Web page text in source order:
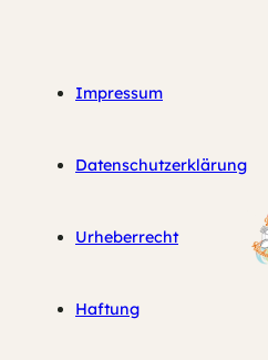
Impressum
Datenschutzerklärung
Urheberrecht
Haftung